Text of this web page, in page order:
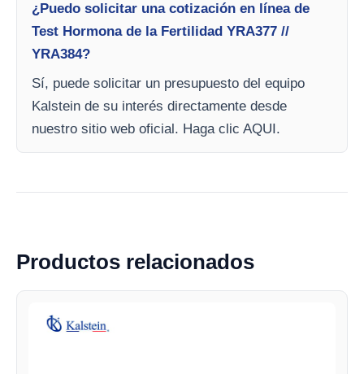
¿Puedo solicitar una cotización en línea de
Test Hormona de la Fertilidad YRA377 //
YRA384?
Sí, puede solicitar un presupuesto del equipo
Kalstein de su interés directamente desde
nuestro sitio web oficial. Haga clic AQUI.
Productos relacionados